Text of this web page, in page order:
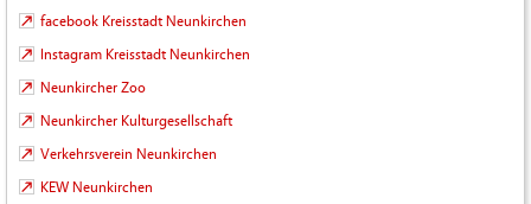
facebook Kreisstadt Neunkirchen
Instagram Kreisstadt Neunkirchen
Neunkircher Zoo
Neunkircher Kulturgesellschaft
Verkehrsverein Neunkirchen
KEW Neunkirchen